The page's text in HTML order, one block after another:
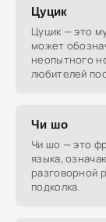
Цуцик
Цуцик — это
может
неопытного
любителей
Чи шо
Чи шо — это
языка,
разговорной
подколка.